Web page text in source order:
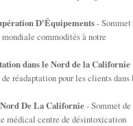
D'Équipements- Sommet
commodités à notre
dans le Nord de la Californie
réadaptation pour les clients dans
De La Californie- Sommet de
médical centre de désintoxication